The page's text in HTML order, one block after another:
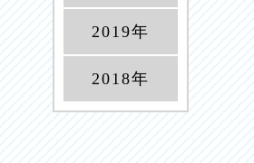
2019年
2018年